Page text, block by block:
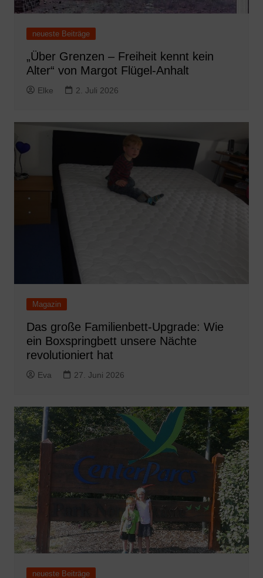
neueste Beiträge
„Über Grenzen – Freiheit kennt kein
Alter“ von Margot Flügel-Anhalt
Elke 2. Juli 2026
Magazin
Das große Familienbett-Upgrade: Wie
ein Boxspringbett unsere Nächte
revolutioniert hat
Eva 27. Juni 2026
neueste Beiträge